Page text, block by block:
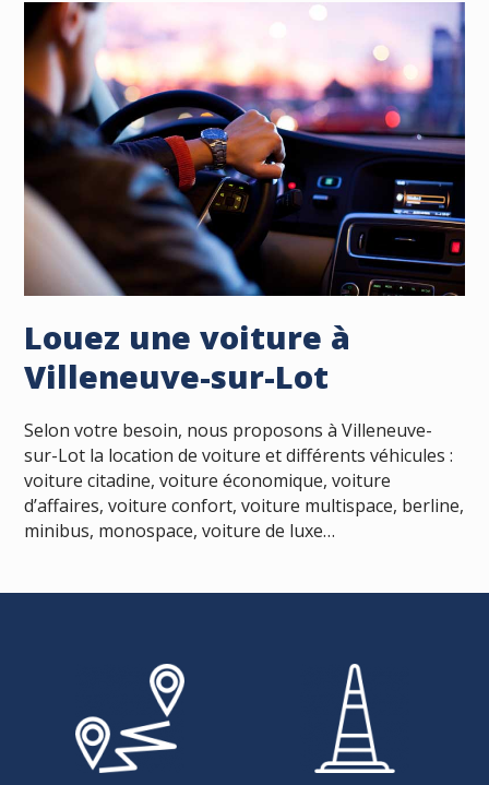
Louez une voiture à
Villeneuve-sur-Lot
Selon votre besoin, nous proposons à Villeneuve-
sur-Lot la location de voiture et différents véhicules :
voiture citadine, voiture économique, voiture
d’affaires, voiture confort, voiture multispace, berline,
minibus, monospace, voiture de luxe…